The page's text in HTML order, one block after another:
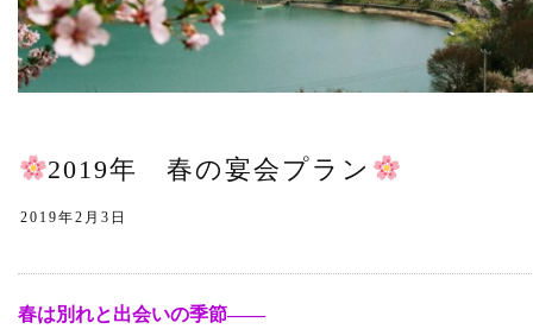
2019年 春の宴会プラン
春は別れと出会いの季節——